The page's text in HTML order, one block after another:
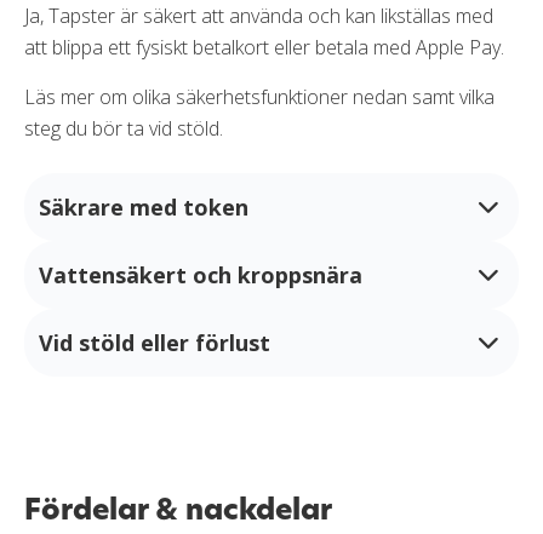
Ja, Tapster är säkert att använda och kan likställas med
att blippa ett fysiskt betalkort eller betala med Apple Pay.
Läs mer om olika säkerhetsfunktioner nedan samt vilka
steg du bör ta vid stöld.
Säkrare med token
Eftersom enheterna aldrig sparar kortnumret kan inte
jämförelse mot att ha med sig ett fysiskt betalkort.
Vattensäkert och kroppsnära
Tapsters wearables är vattensäkra och bärs direkt på
i dessa situationer.
Vid stöld eller förlust
Avaktivera
Fördelar & nackdelar